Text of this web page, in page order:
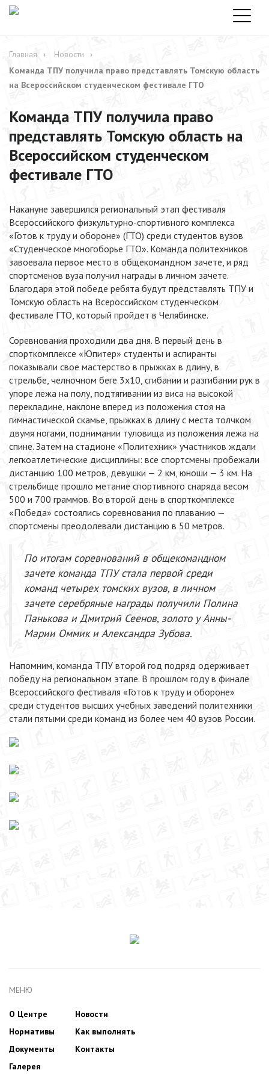
Главная
Новости
Команда ТПУ получила право представлять Томскую область
на Всероссийском студенческом фестивале ГТО
Команда ТПУ получила право
представлять Томскую область на
Всероссийском студенческом
фестивале ГТО
Накануне завершился региональный этап фестиваля
Всероссийского физкультурно-спортивного комплекса
«Готов к труду и обороне» (ГТО) среди студентов вузов
«Студенческое многоборье ГТО». Команда политехников
завоевала первое место в общекомандном зачете, и ряд
спортсменов вуза получил награды в личном зачете.
Благодаря этой победе ребята будут представлять ТПУ и
Томскую область на Всероссийском студенческом
фестивале ГТО, который пройдет в Челябинске.
Соревнования проходили два дня. В первый день в
спорткомплексе «Юпитер» студенты и аспиранты
показывали свое мастерство в прыжках в длину, в
стрельбе, челночном беге 3х10, сгибании и разгибании рук в
упоре лежа на полу, подтягивании из виса на высокой
перекладине, наклоне вперед из положения стоя на
гимнастической скамье, прыжках в длину с места толчком
двумя ногами, поднимании туловища из положения лежа на
спине. Затем на стадионе «Политехник» участников ждали
легкоатлетические дисциплины: все спортсмены пробежали
дистанцию 100 метров, девушки — 2 км, юноши — 3 км. На
стрельбище прошло метание спортивного снаряда весом
500 и 700 граммов. Во второй день в спорткомплексе
«Победа» состоялись соревнования по плаванию —
спортсмены преодолевали дистанцию в 50 метров.
По итогам соревнований в общекомандном
зачете команда ТПУ стала первой среди
команд четырех томских вузов, в личном
зачете серебряные награды получили Полина
Панькова и Дмитрий Сеенов, золото у Анны-
Марии Оммик и Александра Зубова.
Напомним, команда ТПУ второй год подряд одерживает
победу на региональном этапе. В прошлом году в финале
Всероссийского фестиваля «Готов к труду и обороне»
среди студентов высших учебных заведений политехники
стали пятыми среди команд из более чем 40 вузов России.
МЕНЮ
О Центре
Нормативы
Документы
Галерея
Новости
Как выполнять
Контакты